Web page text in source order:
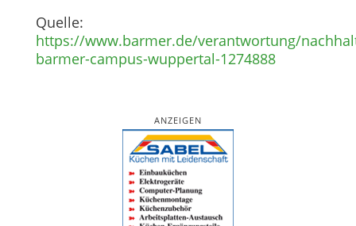
Quelle:
https://www.barmer.de/verantwortung/
barmer-campus-wuppertal-1274888
ANZEIGEN